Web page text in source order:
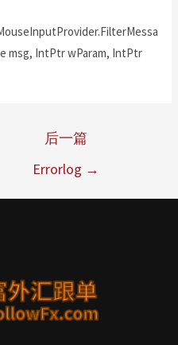
msg, IntPtr wParam, IntPtr
后一篇
Errorlog →